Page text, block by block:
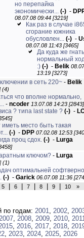
но перепайка
экономически... (-) -
08.07.08 09:44 [3219]
Как раз в случае
сгорание южника
обусловлен... (-) -
08.07.08 11:43 [3465]
Да куда же
нормальный
:) (-) - Belik
13:19 [3273]
в сеть 220~ - Belik
(4)
что вполне нормально,
- ncoder 13.07.08 14:23 [2843]
? типа last state ? (-) -
место быть такая
(-) - DPP 07.02.08 12:53
проц сдох. (-) - Lurga
ключом? - Lurga
(1)
оптимальней
(-) - Garick 06.07.08 11:36
5 6 7 8 9 10 »
по годам: 2001, 2002,
, 2008, 2009, 2010,
, 2016, 2017, 2018,
, 2023, 2024, 2025, 2026